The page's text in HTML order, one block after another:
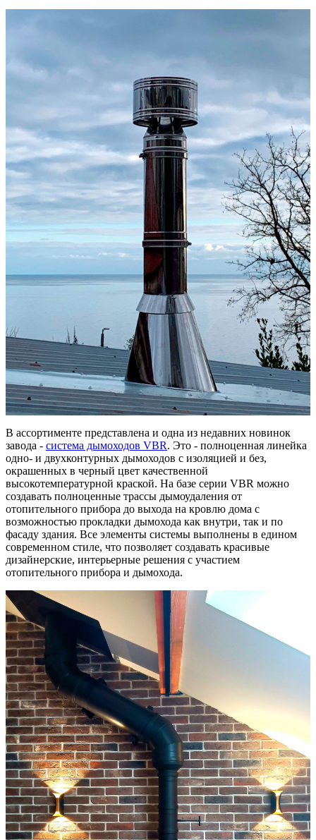
В ассортименте представлена и одна из недавних новинок
завода - система дымоходов VBR. Это - полноценная линейка
одно- и двухконтурных дымоходов с изоляцией и без,
окрашенных в черный цвет качественной
высокотемпературной краской. На базе серии VBR можно
создавать полноценные трассы дымоудаления от
отопительного прибора до выхода на кровлю дома с
возможностью прокладки дымохода как внутри, так и по
фасаду здания. Все элементы системы выполнены в едином
современном стиле, что позволяет создавать красивые
дизайнерские, интерьерные решения с участием
отопительного прибора и дымохода.